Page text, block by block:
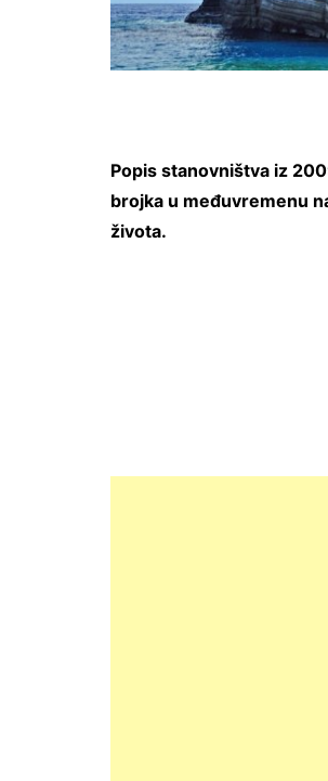
Popis stanovništva iz
brojka u međuvremenu
života.